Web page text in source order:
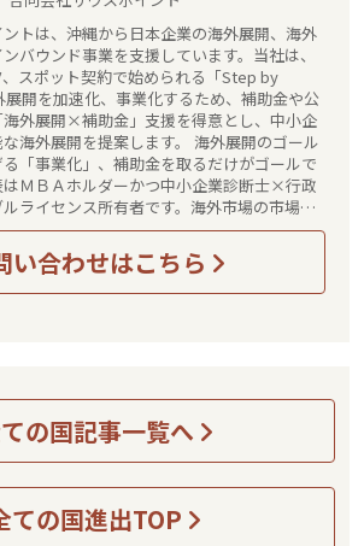
トは、沖縄から日本企業の海外展開、海外
バウンド事業を支援しています。当社は、
スポット契約で始められる「Step by
開を加速化、事業化するため、補助金や公
外展開×補助金」支援を得意とし、中小企
海外展開を提案します。 海外展開のゴール
「事業化」、補助金を取るだけがゴールで
ＭＢＡホルダーかつ中小企業診断士×行政
ライセンス所有者です。海外市場の市場調
法務、許認可申請、補助金申請、資金調
援、事業化・収益化まで、貴社の海外展開を
でサポートさせていただきます。
い合わせはこちら
の国記事一覧へ
ての国進出TOP